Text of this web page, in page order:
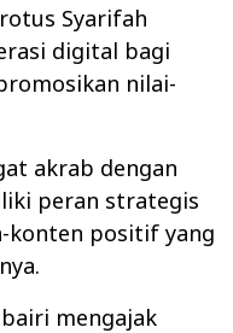
Syarifah
digital bagi
nilai-
akrab dengan
peran strategis
konten positif yang
mengajak